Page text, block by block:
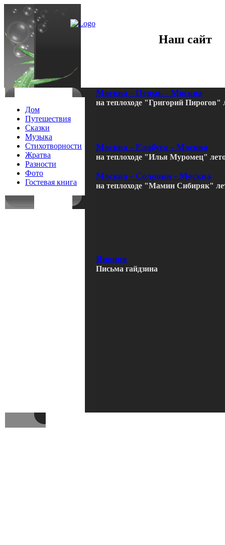
Наш сайт
Дом
Путешествия
Сказки
Музыка
Стихотворности
Жратва
Разности
Фото
Гостевая книга
Москва - Пермь - Москва
на теплоходе "Григорий Пирогов"
Москва - Елабуга - Москва
на теплоходе "Илья Муромец"
Москва - Соловки - Москва
на теплоходе "Мамин Сибиряк"
Япония
Письма гайдзина